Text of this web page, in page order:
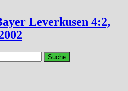
Leverkusen 4:2,